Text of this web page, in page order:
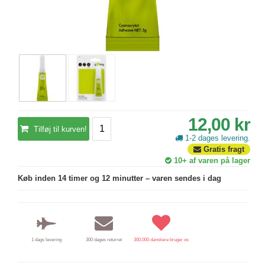
Tilføj til kurven! 12,00 kr
1-2 dages levering.
Gratis fragt
10+ af varen på lager
Køb inden 14 timer og 12 minutter – varen sendes i dag
1 dags levering 300 dages returret 300.000 danskere bruger os